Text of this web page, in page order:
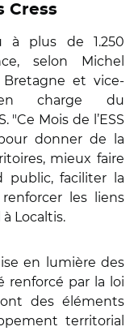
Cress
à plus de 1.250
selon Michel
Bretagne et vice-
en charge du
"Ce Mois de l’ESS
donner de la
mieux faire
public, faciliter la
les liens
Localtis.
en lumière des
renforcé par la loi
des éléments
territorial